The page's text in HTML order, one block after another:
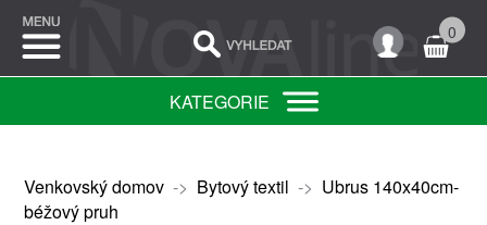
0
KATEGORIE
Venkovský domov-> Bytový textil -> Ubrus 140x40cm-
béžový pruh